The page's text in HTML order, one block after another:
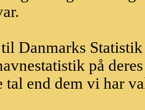
Danmarks
på
tal end dem vi har